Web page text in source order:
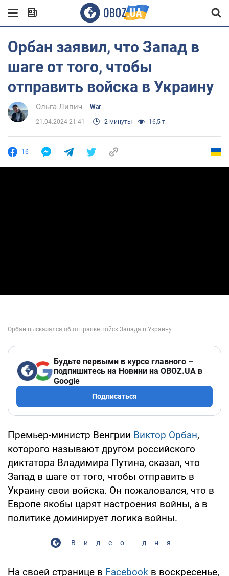
Орбан заявил, что Запад в
шаге от того, чтобы
отправить войска в Украину
Ольга Липич War
21.04.2024 21:41 2 минуты 16,5 т.
16
Будьте первыми в курсе главного –
подпишитесь на Новини на OBOZ.UA в
Google
Подписаться
Премьер-министр Венгрии Виктор Орбан,
которого называют другом российского
диктатора Владимира Путина, сказал, что
Запад в шаге от того, чтобы отправить в
Украину свои войска. Он пожаловался, что в
Европе якобы царят настроения войны, а в
политике доминирует логика войны.
Видео дня
На своей странице в Facebook в воскресенье,